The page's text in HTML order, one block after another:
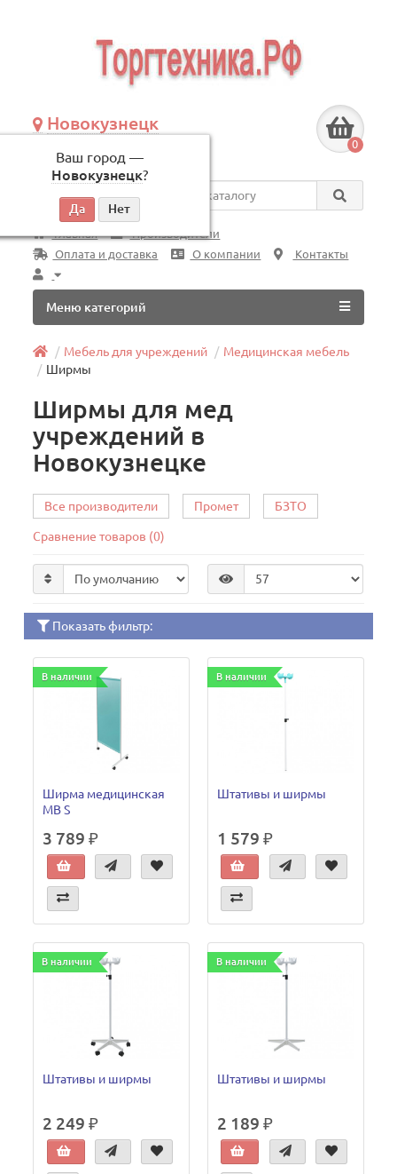
Новокузнецк
Ваш город —
Новокузнецк?
по будням, с 09:00 до 18:00
0
Везде
Главная
Производители
Оплата и доставка
О компании Контакты
Меню категорий
Мебель для учреждений
Медицинская мебель
Ширмы
Ширмы для мед
учреждений в
Новокузнецке
Все производители Промет БЗТО
Сравнение товаров (0)
Показать фильтр:
В наличии
Ширма медицинская
MB S
3 789 ₽
В наличии
Штативы и ширмы
1 579 ₽
В наличии
Штативы и ширмы
2 249 ₽
В наличии
Штативы и ширмы
2 189 ₽